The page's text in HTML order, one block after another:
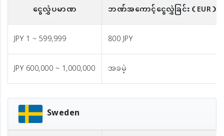
ငွေလွှဲပမာဏ ဘဏ်အကောင့်ငွေလွှဲခြင်း（EUR）
JPY 1 ~ 599,999
800 JPY
JPY 600,000 ~ 1,000,000
အခမဲ့
Sweden